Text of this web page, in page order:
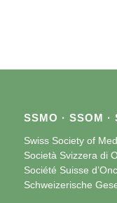
SSMO · SSOM ·
Swiss Society of
Società Svizzera di
Société Suisse
Schweizerische